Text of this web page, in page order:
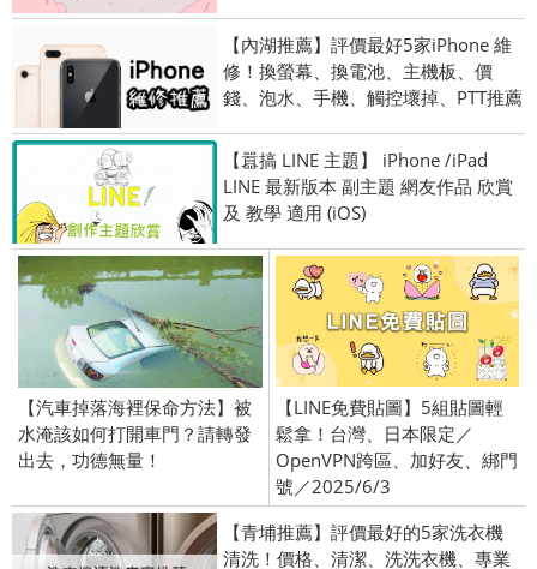
【內湖推薦】評價最好5家iPhone 維
修！換螢幕、換電池、主機板、價
錢、泡水、手機、觸控壞掉、PTT推薦
【囂搞 LINE 主題】 iPhone /iPad
LINE 最新版本 副主題 網友作品 欣賞
及 教學 適用 (iOS)
【汽車掉落海裡保命方法】被
水淹該如何打開車門？請轉發
出去，功德無量！
【LINE免費貼圖】5組貼圖輕
鬆拿！台灣、日本限定／
OpenVPN跨區、加好友、綁門
號／2025/6/3
【青埔推薦】評價最好的5家洗衣機
清洗！價格、清潔、洗洗衣機、專業